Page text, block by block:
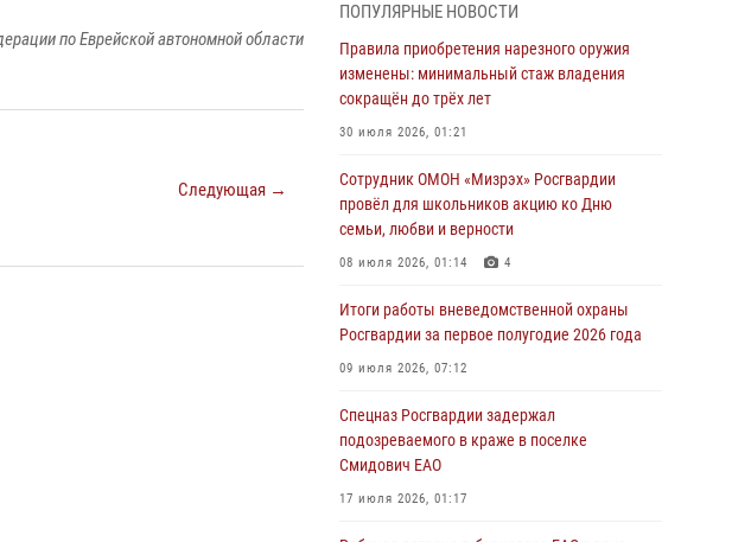
по Еврейской автономной области
Следующая →
армии Виктор Золотов поздравил
специалистов подразделений тыла с
профессиональным праздником
01 августа 2026, 10:23
национальной гвардии Российской
Федерации
01 августа 2026, 10:21
воинов, погибших в Первой мировой войне
1914-1918 годов
01 августа 2026, 10:19
Внесены изменения в правила проведения
контрольного отстрела гражданского оружия
31 июля 2026, 01:48
ПОПУЛЯРНЫЕ НОВОСТИ
Правила приобретения нарезного оружия
изменены: минимальный стаж владения
сокращён до трёх лет
30 июля 2026, 01:21
Сотрудник ОМОН «Мизрэх» Росгвардии
провёл для школьников акцию ко Дню
семьи, любви и верности
08 июля 2026, 01:14 4
Итоги работы вневедомственной охраны
Росгвардии за первое полугодие 2026 года
09 июля 2026, 07:12
Спецназ Росгвардии задержал
подозреваемого в краже в поселке
Смидович ЕАО
17 июля 2026, 01:17